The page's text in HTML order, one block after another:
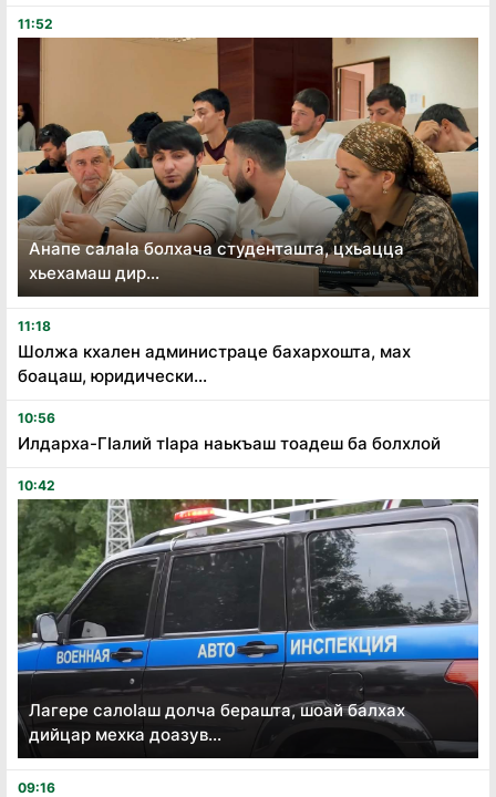
11:52
Анапе салаӏа болхача студенташта, цхьацца
хьехамаш дир...
11:18
Шолжа кхален администраце бахархошта, мах
боацаш, юридически...
10:56
Илдарха-Гӏалий тӏара наькъаш тоадеш ба болхлой
10:42
Лагере салоӏаш долча берашта, шоай балхах
дийцар мехка доазув...
09:16